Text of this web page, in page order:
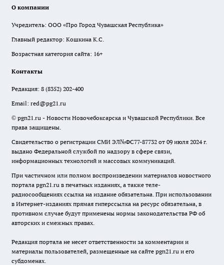
О компании
Учредитель: ООО «Про Город Чувашская Республика»
Главный редактор: Кошкина К.С.
Возрастная категория сайта: 16+
Контакты
Редакция: 8 (8352) 202-400
Email: red@pg21.ru
© pgn21.ru - Новости Новочебоксарска и Чувашской Республики. Все
права защищены.
Свидетельство о регистрации СМИ ЭЛ№ФС77-87732 от 09 июля 2024 г.
выдано Федеральной службой по надзору в сфере связи,
информационных технологий и массовых коммуникаций.
При частичном или полном воспроизведении материалов новостного
портала pgn21.ru в печатных изданиях, а также теле-
радиосообщениях ссылка на издание обязательна. При использовании
в Интернет-изданиях прямая гиперссылка на ресурс обязательна, в
противном случае будут применены нормы законодательства РФ об
авторских и смежных правах.
Редакция портала не несет ответственности за комментарии и
материалы пользователей, размещенные на сайте pgn21.ru и его
субдоменах.